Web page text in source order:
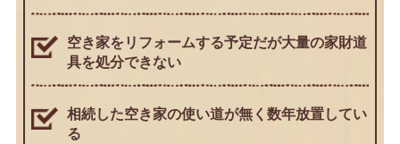
空き家をリフォームする予定だが大量の家財道
具を処分できない
相続した空き家の使い道が無く数年放置してい
る